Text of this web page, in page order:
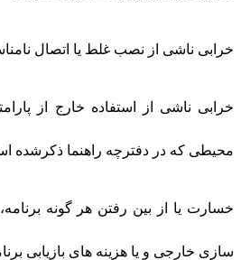
خرابی ناشی از نصب غلط یا اتصال
خرابی ناشی از استفاده خارج از
محیطی که در دفترچه راهنما ذکرشده
خسارت یا از بین رفتن هر گونه
سازی خارجی و یا هزینه های بازیابی